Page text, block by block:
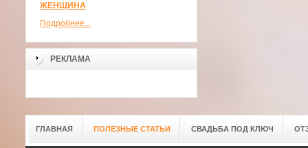
ЖЕНЩИНА
Подробнее...
РЕКЛАМА
ГЛАВНАЯ ПОЛЕЗНЫЕ СТАТЬИ СВАДЬБА ПОД КЛЮЧ